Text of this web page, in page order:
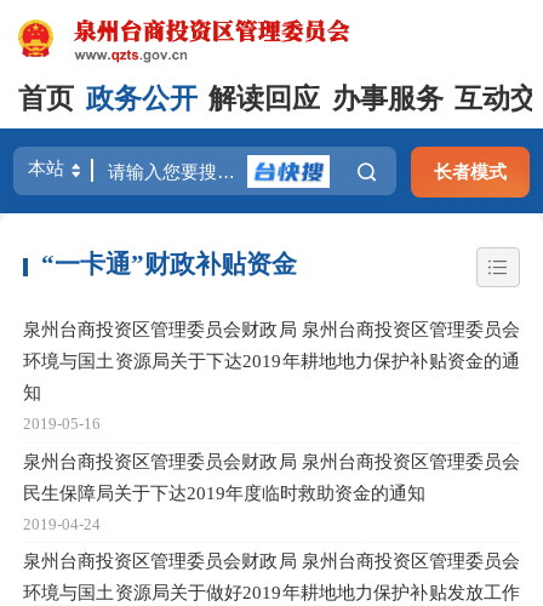
首页 政务公开 解读回应 办事服务 互动
长者模式
“一卡通”财政补贴资金
泉州台商投资区管理委员会财政局 泉州台商投资区管理委员会
环境与国土资源局关于下达2019年耕地地力保护补贴资金的通
知
2019-05-16
泉州台商投资区管理委员会财政局 泉州台商投资区管理委员会
民生保障局关于下达2019年度临时救助资金的通知
2019-04-24
泉州台商投资区管理委员会财政局 泉州台商投资区管理委员会
环境与国土资源局关于做好2019年耕地地力保护补贴发放工作